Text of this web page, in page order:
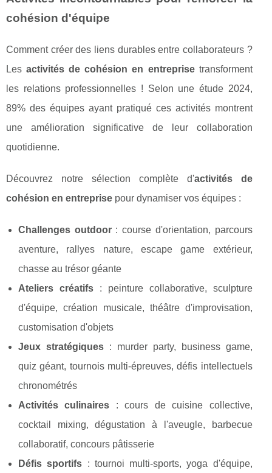
cohésion d'équipe
Comment créer des liens durables entre collaborateurs ?
Lesactivités de cohésion en entreprisetransforment
les relations professionnelles ! Selon une étude 2024,
89% des équipes ayant pratiqué ces activités montrent
une amélioration significative de leur collaboration
quotidienne.
Découvrez notre sélection complète d'activités de
cohésion en entreprise pour dynamiser vos équipes :
Challenges outdoor: course d'orientation, parcours
aventure, rallyes nature, escape game extérieur,
chasse au trésor géante
Ateliers créatifs: peinture collaborative, sculpture
d'équipe, création musicale, théâtre d'improvisation,
customisation d'objets
Jeux stratégiques: murder party, business game,
quiz géant, tournois multi-épreuves, défis intellectuels
chronométrés
Activités culinaires : cours de cuisine collective,
cocktail mixing, dégustation à l'aveugle, barbecue
collaboratif, concours pâtisserie
Défis sportifs : tournoi multi-sports, yoga d'équipe,